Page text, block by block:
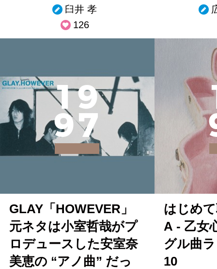
臼井 孝
126
19
97
GLAY「HOWEVER」
元ネタは小室哲哉がプ
ロデュースした安室奈
美恵の “アノ曲” だっ
はじめ
A - 乙女
グル曲
10